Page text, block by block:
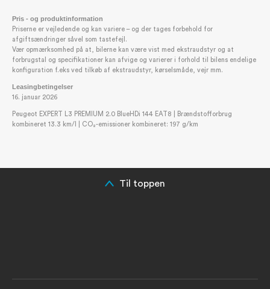
Pris - og produktinformation
Priserne er vejledende og kan variere – og der tages forbehold for
afgiftsændringer såvel som tastefejl.
Vær opmærksomhed på at, bilerne kan være vist med ekstraudstyr og at
forbrugstal og specifikationer kan afvige og varierer i forhold til bilens endelige
konfiguration f.eks ved tilkøb af ekstraudstyr, kørselsmåde, vejr mm.
Leasingbetingelser
16. januar 2026
Peugeot EXPERT L3 PREMIUM 2.0 BlueHDi 144 EAT8 | Brændstofforbrug
kombineret 13.3 km/l | CO₂-emissioner kombineret: 197 g/km
Til toppen